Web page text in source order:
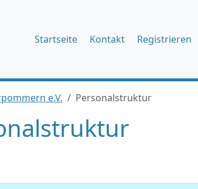
Startseite Kontakt Registrieren
e.V. Personalstruktur